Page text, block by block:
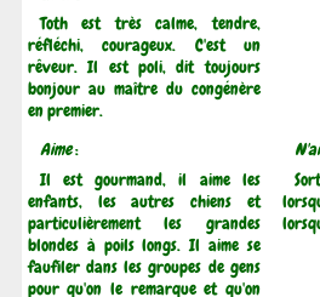
Toth est très calme, tendre,
réfléchi, courageux. C'est un
rêveur. Il est poli, dit toujours
bonjour au maître du congénère
en premier.
Aime:
Il est gourmand, il aime les
enfants, les autres chiens et
particulièrement les grandes
blondes à poils longs. Il aime se
faufiler dans les groupes de gens
pour qu'on le remarque et qu'on